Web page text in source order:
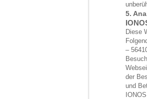
5.
Diese
–
der
und